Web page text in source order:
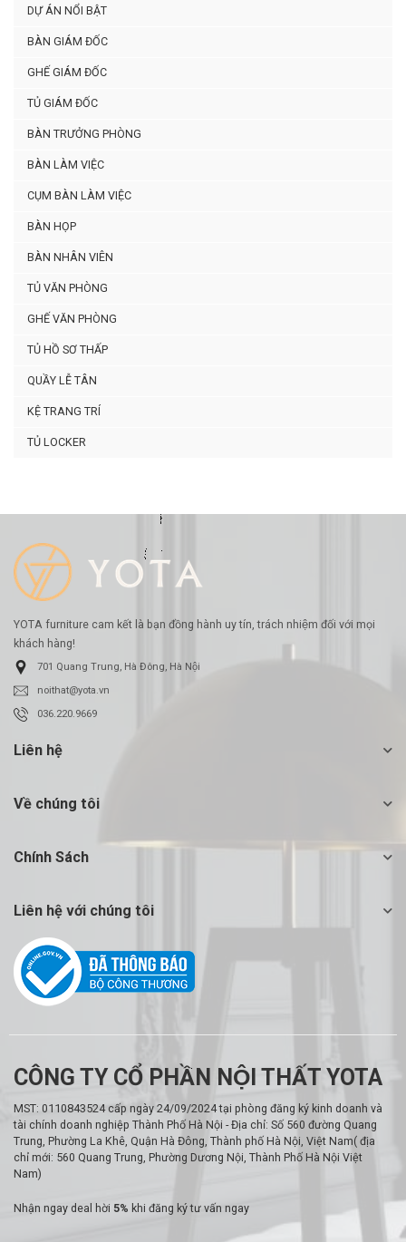
DỰ ÁN NỔI BẬT
BÀN GIÁM ĐỐC
GHẾ GIÁM ĐỐC
TỦ GIÁM ĐỐC
BÀN TRƯỞNG PHÒNG
BÀN LÀM VIỆC
CỤM BÀN LÀM VIỆC
BÀN HỌP
BÀN NHÂN VIÊN
TỦ VĂN PHÒNG
GHẾ VĂN PHÒNG
TỦ HỒ SƠ THẤP
QUẦY LỄ TÂN
KỆ TRANG TRÍ
TỦ LOCKER
YOTA furniture cam kết là bạn đồng hành uy tín, trách nhiệm đối với mọi
khách hàng!
701 Quang Trung, Hà Đông, Hà Nội
noithat@yota.vn
036.220.9669
Liên hệ
Về chúng tôi
Chính Sách
Liên hệ với chúng tôi
CÔNG TY CỔ PHẦN NỘI THẤT YOTA
MST: 0110843524 cấp ngày 24/09/2024 tại phòng đăng ký kinh doanh và
tài chính doanh nghiệp Thành Phố Hà Nội - Địa chỉ: Số 560 đường Quang
Trung, Phường La Khê, Quận Hà Đông, Thành phố Hà Nội, Việt Nam( địa
chỉ mới: 560 Quang Trung, Phường Dương Nội, Thành Phố Hà Nội Việt
Nam)
Nhận ngay deal hời 5% khi đăng ký tư vấn ngay